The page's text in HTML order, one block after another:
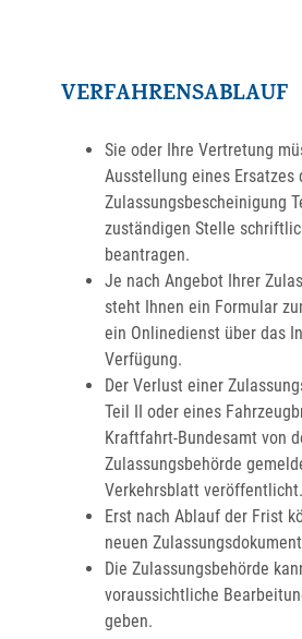
VERFAHRENSABLAUF
Sie oder Ihre Vertretung
Ausstellung eines Ersatzes
Zulassungsbescheinigung
zuständigen Stelle
beantragen.
Je nach Angebot Ihrer
steht Ihnen ein Formular
ein Onlinedienst über das
Verfügung.
Der Verlust einer
Teil II oder eines Fahr
Kraftfahrt-Bundesamt von
Zulassungsbehörde
Verkehrsblatt veröffentlicht.
Erst nach Ablauf der Frist
neuen
Die Zulassungsbehörde
voraussichtliche
geben.